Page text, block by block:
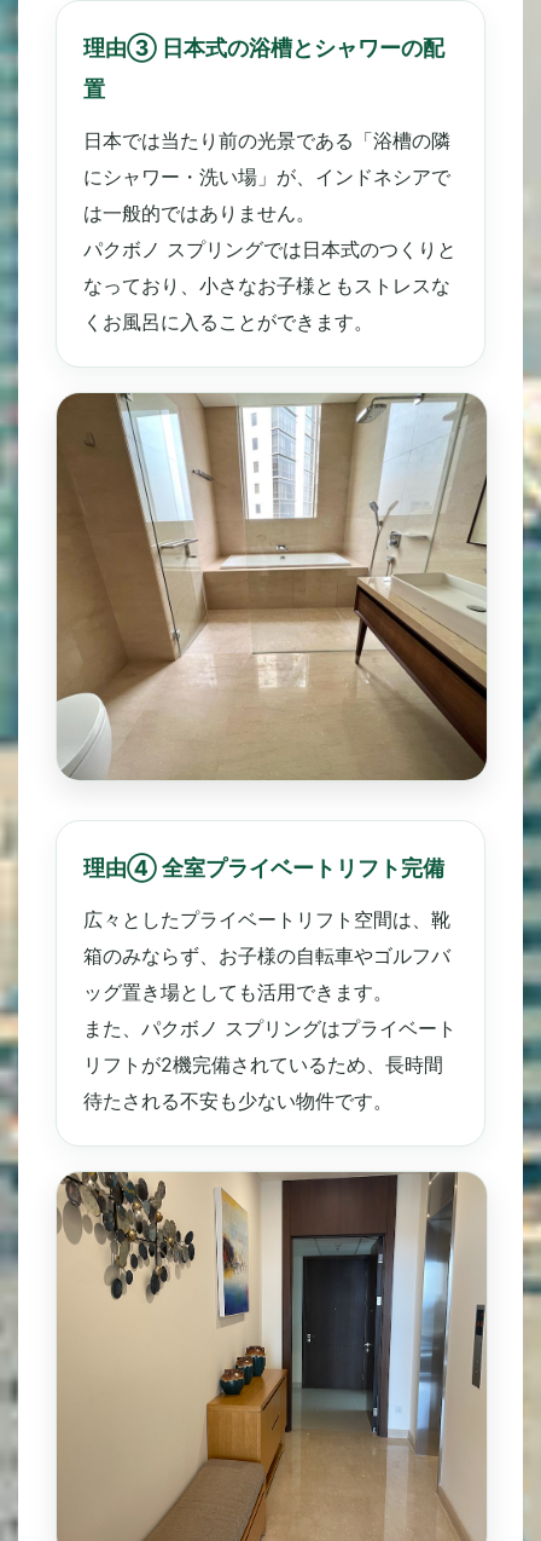
理由③ 日本式の浴槽とシャワーの配
置
日本では当たり前の光景である「浴槽の隣
にシャワー・洗い場」が、インドネシアで
は一般的ではありません。
パクボノ スプリングでは日本式のつくりと
なっており、小さなお子様ともストレスな
くお風呂に入ることができます。
理由④ 全室プライベートリフト完備
広々としたプライベートリフト空間は、靴
箱のみならず、お子様の自転車やゴルフバ
ッグ置き場としても活用できます。
また、パクボノ スプリングはプライベート
リフトが2機完備されているため、長時間
待たされる不安も少ない物件です。